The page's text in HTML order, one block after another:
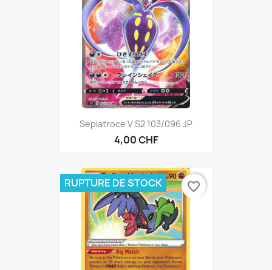
Sepiatroce V S2 103/096 JP
4,00 CHF
RUPTURE DE STOCK favorite_border